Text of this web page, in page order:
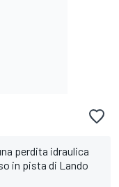
perdita idraulica
in pista di Lando